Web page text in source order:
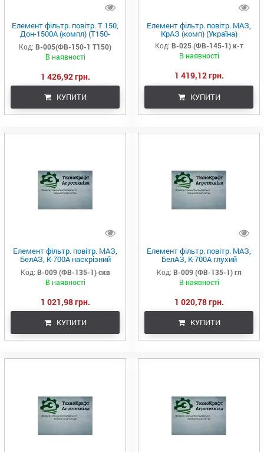
Елемент фільтр. повітр. Т 150,
Дон-1500А (компл) (Т150-
1109560) (Україна)
Код: В-005(ФВ-150-1 Т150)
В наявності
1 426,92 грн.
КУПИТИ
Елемент фільтр. повітр. МАЗ,
КрАЗ (комп) (Україна)
Код: В-025 (ФВ-145-1) к-т
В наявності
1 419,12 грн.
КУПИТИ
Елемент фільтр. повітр. МАЗ,
БелАЗ, К-700А наскрізний
(238Н-1109080) наскрізний
(Україна)
Код: В-009 (ФВ-135-1) скв
В наявності
1 021,98 грн.
КУПИТИ
Елемент фільтр. повітр. МАЗ,
БелАЗ, К-700А глухий
(238Н-1109080) глухий
(Україна)
Код: В-009 (ФВ-135-1) гл
В наявності
1 020,78 грн.
КУПИТИ